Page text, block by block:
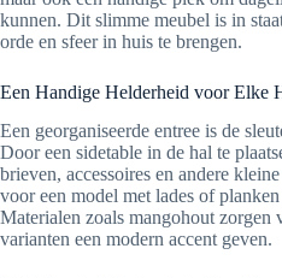
kunnen. Dit slimme meubel is in
orde en sfeer in huis te brengen.
Een Handige Helderheid voor Elke
Een georganiseerde entree is de
Door een sidetable in de hal te
brieven, accessoires en andere
voor een model met lades of
Materialen zoals mangohout
varianten een modern accent geven.